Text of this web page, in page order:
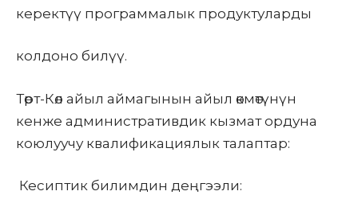
керектүү программалык продуктуларды
колдоно билүү.
Төрт-Көл айыл аймагынын айыл өкмөтүнүн
кенже административдик кызмат ордуна
коюлуучу квалификациялык талаптар:
Кесиптик билимдин деңгээли: